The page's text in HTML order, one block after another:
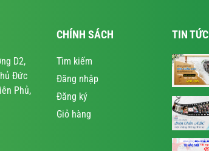
D2,
Đức
Phủ,
CHÍNH SÁCH
Tìm kiếm
Đăng nhập
Đăng ký
Giỏ hàng
TIN TỨC